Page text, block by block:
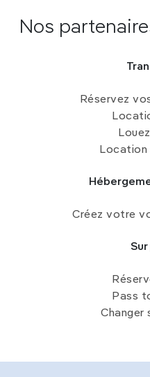
Nos
Réservez
Créez votre
Pass
Changer